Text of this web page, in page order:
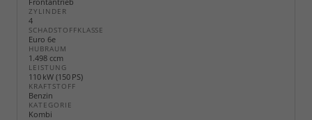
ZYLINDER
4
SCHADSTOFFKLASSE
Euro 6e
HUBRAUM
1.498 ccm
LEISTUNG
110 kW (150 PS)
KRAFTSTOFF
Benzin
KATEGORIE
Kombi